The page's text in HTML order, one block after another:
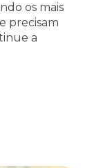
os mais
precisam
a